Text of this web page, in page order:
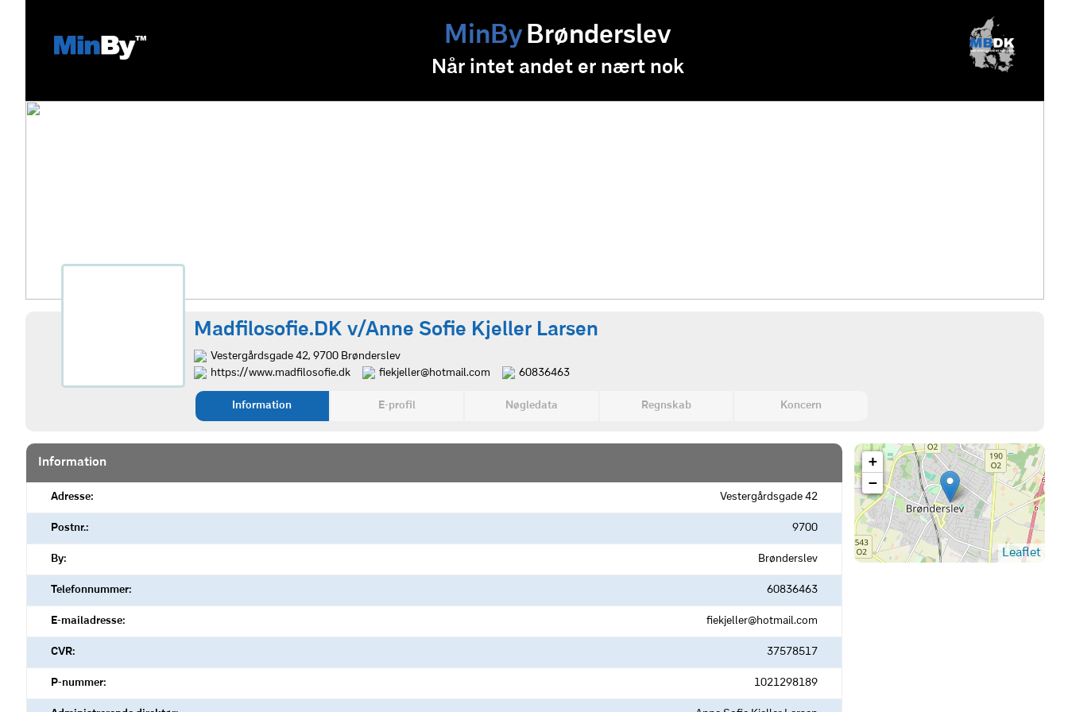
MinByBrønderslev
Når intet andet er nært nok
Madfilosofie.DK v/Anne Sofie Kjeller Larsen
Vestergårdsgade 42, 9700 Brønderslev
https://www.madfilosofie.dk
fiekjeller@hotmail.com 60836463
Information E-profil Nøgledata Regnskab Koncern
Information
Adresse: Vestergårdsgade 42
Postnr.: 9700
By: Brønderslev
Telefonnummer: 60836463
E-mailadresse: fiekjeller@hotmail.com
CVR: 37578517
P-nummer: 1021298189
+
−
Leaflet